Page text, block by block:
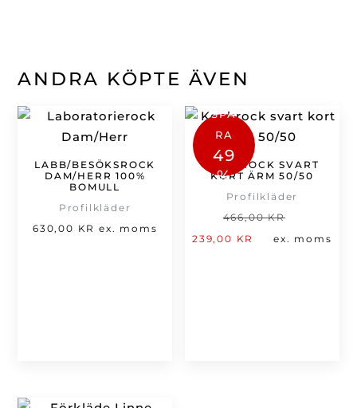
ANDRA KÖPTE ÄVEN
LABB/BESÖKSROCK
DAM/HERR 100%
BOMULL
Profilkläder
630,00 KR ex. moms
SPA
RA
49
%
KOCKROCK SVART
KORT ÄRM 50/50
Profilkläder
466,00KR
239,00 KR
Det
ex. moms